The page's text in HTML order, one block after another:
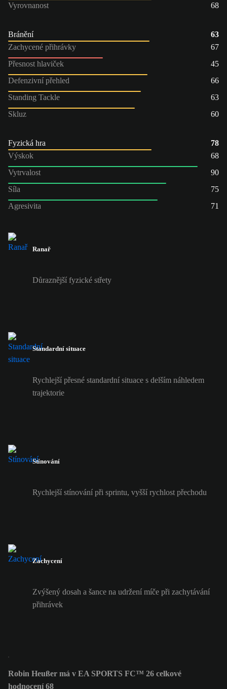
Vyrovnanost
68
Bránění
63
Zachycené přihrávky
67
Přesnost hlaviček
45
Defenzivní přehled
66
Standing Tackle
63
Skluz
60
Fyzická hra
78
Výskok
68
Vytrvalost
90
Síla
75
Agresivita
71
Ranař
Důraznější fyzické střety
Standardní situace
Rychlejší přesné standardní situace s delším náhledem
trajektorie
Stínování
Rychlejší stínování při sprintu, vyšší rychlost přechodu
Zachycení
Zvýšený dosah a šance na udržení míče při zachytávání
přihrávek
Robin Heußer má v EA SPORTS FC™ 26 celkové
hodnocení 68